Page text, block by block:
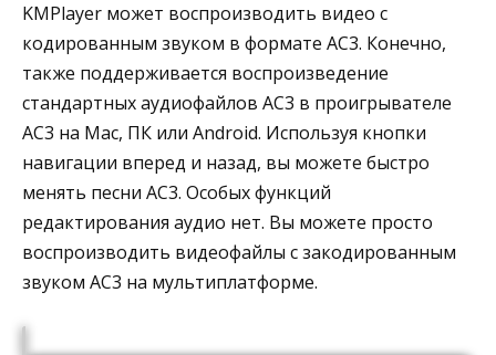
KMPlayer может воспроизводить видео с
кодированным звуком в формате AC3. Конечно,
также поддерживается воспроизведение
стандартных аудиофайлов AC3 в проигрывателе
AC3 на Mac, ПК или Android. Используя кнопки
навигации вперед и назад, вы можете быстро
менять песни AC3. Особых функций
редактирования аудио нет. Вы можете просто
воспроизводить видеофайлы с закодированным
звуком AC3 на мультиплатформе.